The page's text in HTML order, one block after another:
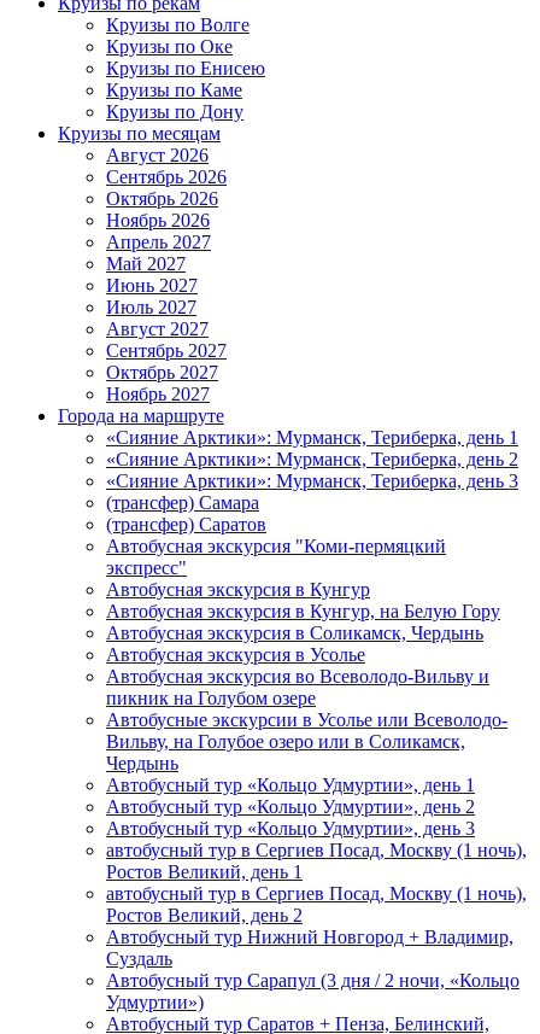
Круизы по Волге
Круизы по Оке
Круизы по Енисею
Круизы по Каме
Круизы по Дону
Круизы по месяцам
Август 2026
Сентябрь 2026
Октябрь 2026
Ноябрь 2026
Апрель 2027
Май 2027
Июнь 2027
Июль 2027
Август 2027
Сентябрь 2027
Октябрь 2027
Ноябрь 2027
Города на маршруте
«Сияние Арктики»: Мурманск, Териберка, день 1
«Сияние Арктики»: Мурманск, Териберка, день 2
«Сияние Арктики»: Мурманск, Териберка, день 3
(трансфер) Самара
(трансфер) Саратов
Автобусная экскурсия "Коми-пермяцкий
экспресс"
Автобусная экскурсия в Кунгур
Автобусная экскурсия в Кунгур, на Белую Гору
Автобусная экскурсия в Соликамск, Чердынь
Автобусная экскурсия в Усолье
Автобусная экскурсия во Всеволодо-Вильву и
пикник на Голубом озере
Автобусные экскурсии в Усолье или Всеволодо-
Вильву, на Голубое озеро или в Соликамск,
Чердынь
Автобусный тур «Кольцо Удмуртии», день 1
Автобусный тур «Кольцо Удмуртии», день 2
Автобусный тур «Кольцо Удмуртии», день 3
автобусный тур в Сергиев Посад, Москву (1 ночь),
Ростов Великий, день 1
автобусный тур в Сергиев Посад, Москву (1 ночь),
Ростов Великий, день 2
Автобусный тур Нижний Новгород + Владимир,
Суздаль
Автобусный тур Сарапул (3 дня / 2 ночи, «Кольцо
Удмуртии»)
Автобусный тур Саратов + Пенза, Белинский,